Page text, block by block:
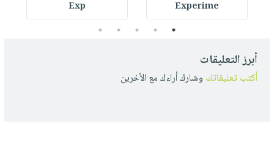
Experime
Exp
1
2
3
4
5
أبرز التعليقات
أكتب تعليقاتك وشارك أراءك مع الأخرين